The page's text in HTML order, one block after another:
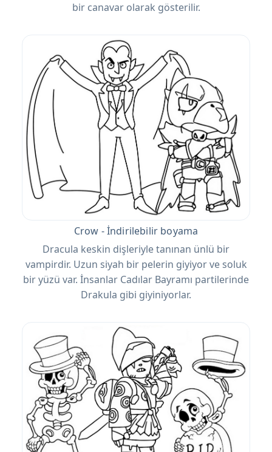
bir canavar olarak gösterilir.
Crow - İndirilebilir boyama
Dracula keskin dişleriyle tanınan ünlü bir
vampirdir. Uzun siyah bir pelerin giyiyor ve soluk
bir yüzü var. İnsanlar Cadılar Bayramı partilerinde
Drakula gibi giyiniyorlar.